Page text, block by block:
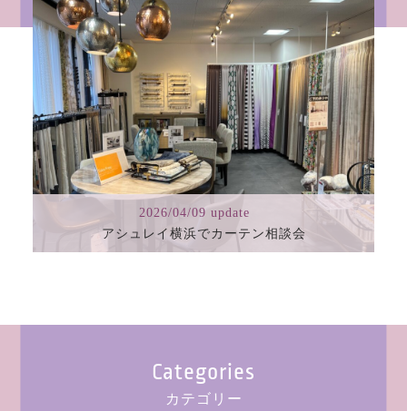
2026/04/09 update
アシュレイ横浜でカーテン相談会
Categories
カテゴリー